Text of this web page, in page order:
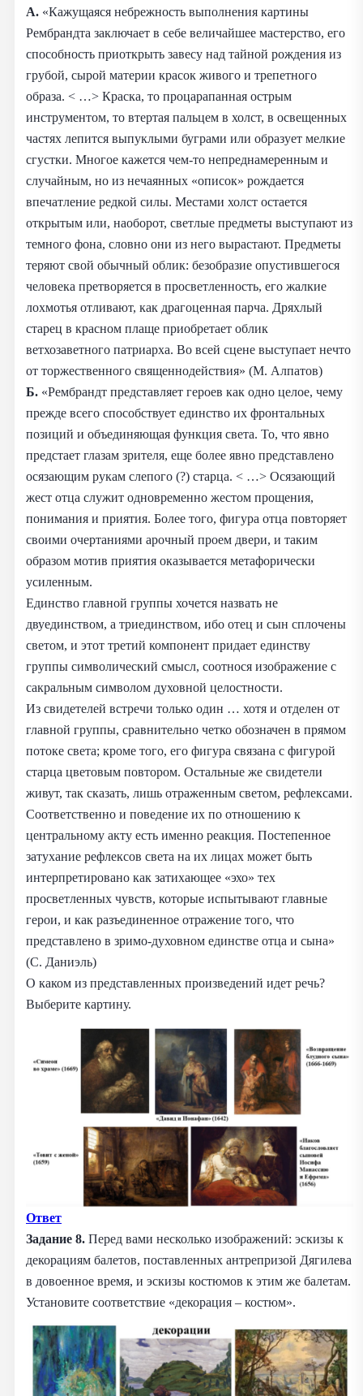
А. «Кажущаяся небрежность выполнения картины
Рембрандта заключает в себе величайшее мастерство, его
способность приоткрыть завесу над тайной рождения из
грубой, сырой материи красок живого и трепетного
образа. < …> Краска, то процарапанная острым
инструментом, то втертая пальцем в холст, в освещенных
частях лепится выпуклыми буграми или образует мелкие
сгустки. Многое кажется чем-то непреднамеренным и
случайным, но из нечаянных «описок» рождается
впечатление редкой силы. Местами холст остается
открытым или, наоборот, светлые предметы выступают из
темного фона, словно они из него вырастают. Предметы
теряют свой обычный облик: безобразие опустившегося
человека претворяется в просветленность, его жалкие
лохмотья отливают, как драгоценная парча. Дряхлый
старец в красном плаще приобретает облик
ветхозаветного патриарха. Во всей сцене выступает нечто
от торжественного священнодействия» (М. Алпатов)
Б. «Рембрандт представляет героев как одно целое, чему
прежде всего способствует единство их фронтальных
позиций и объединяющая функция света. То, что явно
предстает глазам зрителя, еще более явно представлено
осязающим рукам слепого (?) старца. < …> Осязающий
жест отца служит одновременно жестом прощения,
понимания и приятия. Более того, фигура отца повторяет
своими очертаниями арочный проем двери, и таким
образом мотив приятия оказывается метафорически
усиленным.
Единство главной группы хочется назвать не
двуединством, а триединством, ибо отец и сын сплочены
светом, и этот третий компонент придает единству
группы символический смысл, соотнося изображение с
сакральным символом духовной целостности.
Из свидетелей встречи только один … хотя и отделен от
главной группы, сравнительно четко обозначен в прямом
потоке света; кроме того, его фигура связана с фигурой
старца цветовым повтором. Остальные же свидетели
живут, так сказать, лишь отраженным светом, рефлексами.
Соответственно и поведение их по отношению к
центральному акту есть именно реакция. Постепенное
затухание рефлексов света на их лицах может быть
интерпретировано как затихающее «эхо» тех
просветленных чувств, которые испытывают главные
герои, и как разъединенное отражение того, что
представлено в зримо-духовном единстве отца и сына»
(С. Даниэль)
О каком из представленных произведений идет речь?
Выберите картину.
Ответ
Задание 8. Перед вами несколько изображений: эскизы к
декорациям балетов, поставленных антрепризой Дягилева
в довоенное время, и эскизы костюмов к этим же балетам.
Установите соответствие «декорация – костюм».